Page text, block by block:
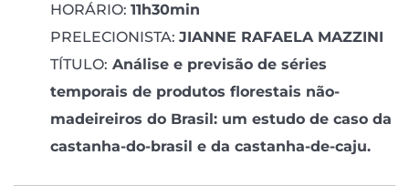
HORÁRIO: 11h30min
PRELECIONISTA: JIANNE RAFAELA MAZZINI
TÍTULO: Análise e previsão de séries
temporais de produtos florestais não-
madeireiros do Brasil: um estudo de caso da
castanha-do-brasil e da castanha-de-caju.